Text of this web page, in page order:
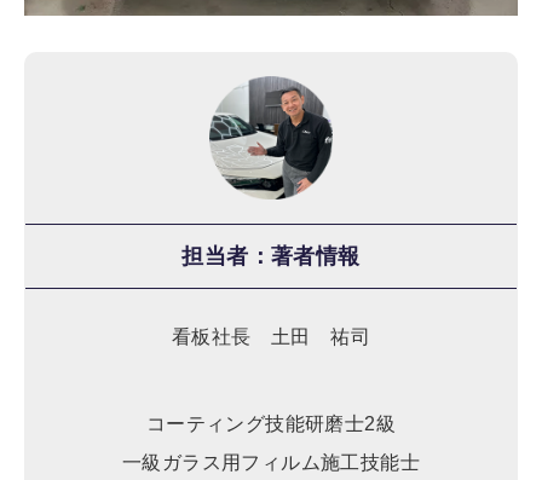
担当者：著者情報
看板社長 土田 祐司
コーティング技能研磨士2級
一級ガラス用フィルム施工技能士